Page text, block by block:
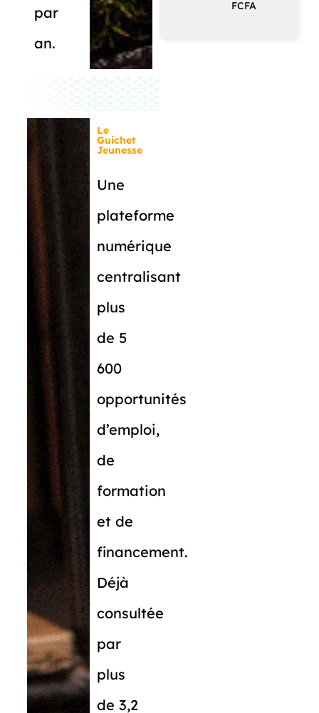
par
an.
Le
Guichet
Jeunesse
Une
plateforme
numérique
centralisant
plus
de 5
600
opportunités
d’emploi,
de
formation
et de
financement.
Déjà
consultée
par
plus
de 3,2
FCFA